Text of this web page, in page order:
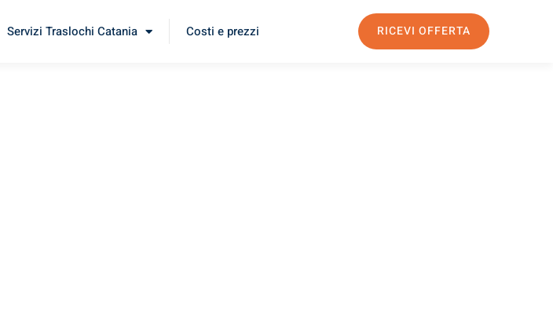
Servizi Traslochi Catania Costi e prezzi RICEVI OFFERTA